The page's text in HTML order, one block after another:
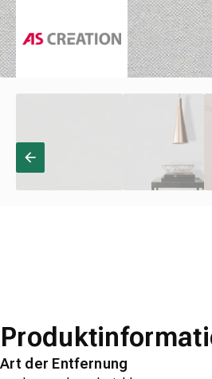
Art der Entfernung